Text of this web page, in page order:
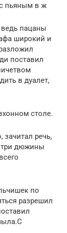
с пьяным в ж
ведь пацаны
широкий и
поставил
в дуалет,
столе.
зачитал речь,
три дюжины
по
разрешил